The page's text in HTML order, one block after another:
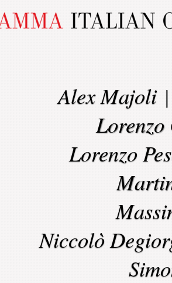
Alex Majoli
Lorenzo
Niccolò